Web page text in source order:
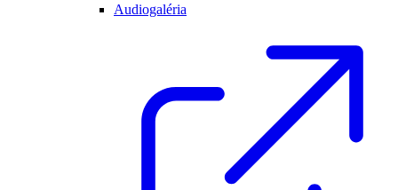
Audiogaléria